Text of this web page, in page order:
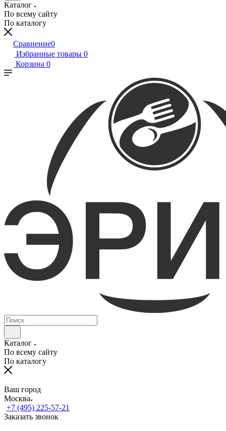
Каталог
По всему сайту
По каталогу
Сравнение0
Избранные товары 0
Корзина 0
Каталог
По всему сайту
По каталогу
Ваш город
Москва
+7 (495) 225-57-21
Заказать звонок